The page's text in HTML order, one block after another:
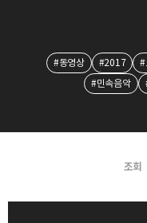
#동영상 #2017 #
#민속음악
조회